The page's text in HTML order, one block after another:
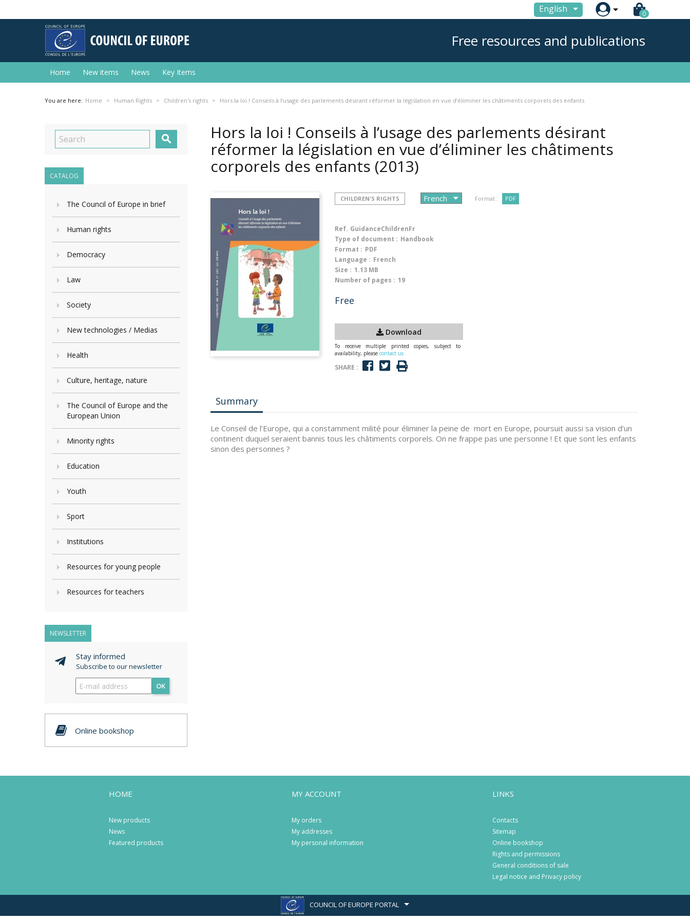
English  0
Free resources and publications
Home New items News Key Items
You are here: Home Human Rights Children's rights Hors la loi ! Conseils à l’usage des parlements désirant réformer la législation en vue d’éliminer les châtiments corporels des enfants

CATALOG
The Council of Europe in brief
Human rights
Democracy
Law
Society
New technologies / Medias
Health
Culture, heritage, nature
The Council of Europe and the
European Union
Minority rights
Education
Youth
Sport
Institutions
Resources for young people
Resources for teachers
NEWSLETTER
Stay informed
Subscribe to our newsletter
OK
Online bookshop
Hors la loi ! Conseils à l’usage des parlements désirant
réformer la législation en vue d’éliminer les châtiments
corporels des enfants (2013)
CHILDREN'S RIGHTS Format : PDF
Ref. GuidanceChildrenFr
Type of document : Handbook
Format : PDF
Language : French
Size : 1.13 MB
Number of pages : 19
Free
Download
To receive multiple printed copies, subject to
availability, please contact us
SHARE :
Summary
Le Conseil de l’Europe, qui a constamment milité pour éliminer la peine de mort en Europe, poursuit aussi sa vision d’un
continent duquel seraient bannis tous les châtiments corporels. On ne frappe pas une personne ! Et que sont les enfants
sinon des personnes ?
HOME
New products
News
Featured products
MY ACCOUNT
My orders
My addresses
My personal information
LINKS
Contacts
Sitemap
Online bookshop
Rights and permissions
General conditions of sale
Legal notice and Privacy policy
COUNCIL OF EUROPE PORTAL